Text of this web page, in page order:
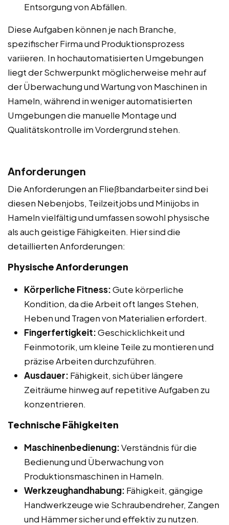
Entsorgung von Abfällen.
Diese Aufgaben können je nach Branche,
spezifischer Firma und Produktionsprozess
variieren. In hochautomatisierten Umgebungen
liegt der Schwerpunkt möglicherweise mehr auf
der Überwachung und Wartung von Maschinen in
Hameln, während in weniger automatisierten
Umgebungen die manuelle Montage und
Qualitätskontrolle im Vordergrund stehen.
Anforderungen
Die Anforderungen an Fließbandarbeiter sind bei
diesen Nebenjobs, Teilzeitjobs und Minijobs in
Hameln vielfältig und umfassen sowohl physische
als auch geistige Fähigkeiten. Hier sind die
detaillierten Anforderungen:
Physische Anforderungen
Körperliche Fitness:Gute körperliche
Kondition, da die Arbeit oft langes Stehen,
Heben und Tragen von Materialien erfordert.
Fingerfertigkeit:Geschicklichkeit und
Feinmotorik, um kleine Teile zu montieren und
präzise Arbeiten durchzuführen.
Ausdauer: Fähigkeit, sich über längere
Zeiträume hinweg auf repetitive Aufgaben zu
konzentrieren.
Technische Fähigkeiten
Maschinenbedienung:Verständnis für die
Bedienung und Überwachung von
Produktionsmaschinen in Hameln.
Werkzeughandhabung: Fähigkeit, gängige
Handwerkzeuge wie Schraubendreher, Zangen
und Hämmer sicher und effektiv zu nutzen.